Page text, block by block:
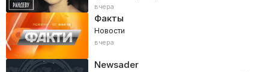
вчера
Факты
Новости
вчера
Newsader